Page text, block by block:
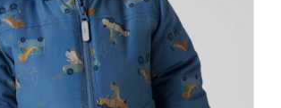
la
página
producto